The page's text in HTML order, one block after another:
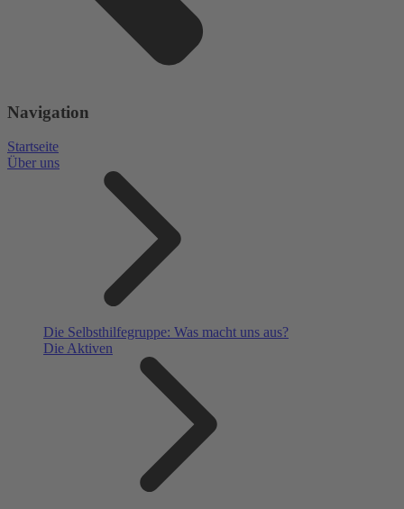
Navigation
Startseite
Über uns
Die Selbsthilfegruppe: Was macht uns aus?
Die Aktiven